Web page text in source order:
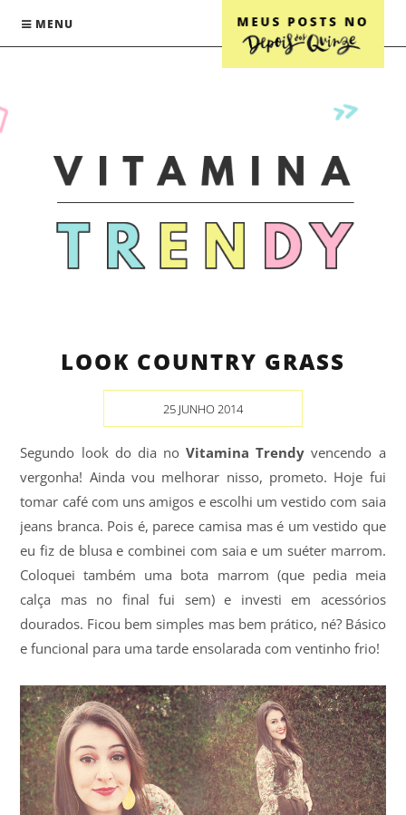
MENU
LOOK COUNTRY GRASS
25 JUNHO 2014
Segundo look do dia noVitamina Trendy vencendo a
vergonha! Ainda vou melhorar nisso, prometo. Hoje fui
tomar café com uns amigos e escolhi um vestido com saia
jeans branca. Pois é, parece camisa mas é um vestido que
eu fiz de blusa e combinei com saia e um suéter marrom.
Coloquei também uma bota marrom (que pedia meia
calça mas no final fui sem) e investi em acessórios
dourados. Ficou bem simples mas bem prático, né? Básico
e funcional para uma tarde ensolarada com ventinho frio!